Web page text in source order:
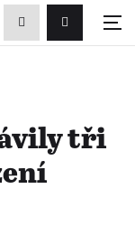
Přihlášení/
Zobrazit
vyhledávání
tři